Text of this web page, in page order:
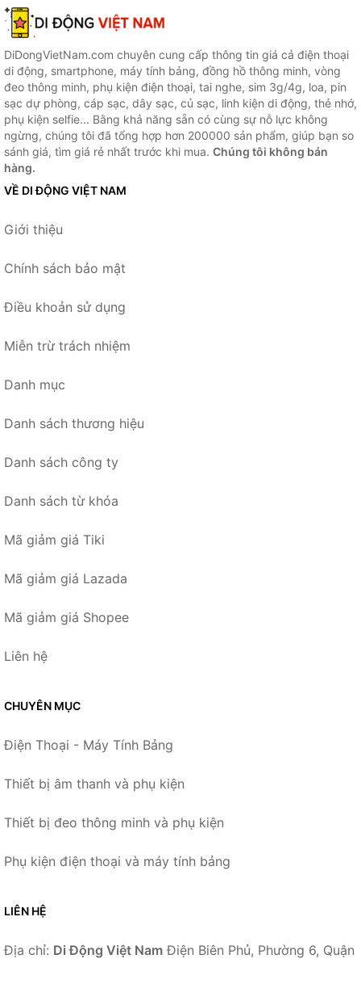
DiDongVietNam.com chuyên cung cấp thông tin giá cả điện thoại
di động, smartphone, máy tính bảng, đồng hồ thông minh, vòng
đeo thông minh, phụ kiện điện thoại, tai nghe, sim 3g/4g, loa, pin
sạc dự phòng, cáp sạc, dây sạc, củ sạc, linh kiện di động, thẻ nhớ,
phụ kiện selfie... Bằng khả năng sẵn có cùng sự nỗ lực không
ngừng, chúng tôi đã tổng hợp hơn 200000 sản phẩm, giúp bạn so
sánh giá, tìm giá rẻ nhất trước khi mua. Chúng tôi không bán
hàng.
VỀ DI ĐỘNG VIỆT NAM
Giới thiệu
Chính sách bảo mật
Điều khoản sử dụng
Miễn trừ trách nhiệm
Danh mục
Danh sách thương hiệu
Danh sách công ty
Danh sách từ khóa
Mã giảm giá Tiki
Mã giảm giá Lazada
Mã giảm giá Shopee
Liên hệ
CHUYÊN MỤC
Điện Thoại - Máy Tính Bảng
Thiết bị âm thanh và phụ kiện
Thiết bị đeo thông minh và phụ kiện
Phụ kiện điện thoại và máy tính bảng
LIÊN HỆ
Địa chỉ: Di Động Việt Nam Điện Biên Phủ, Phường 6, Quận